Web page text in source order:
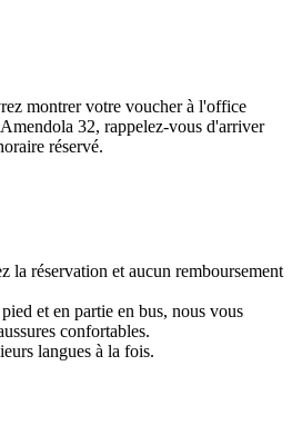
montrer votre voucher à l'office
32, rappelez-vous d'arriver
réservé.
la réservation et aucun remboursement
et en partie en bus, nous vous
confortables.
langues à la fois.